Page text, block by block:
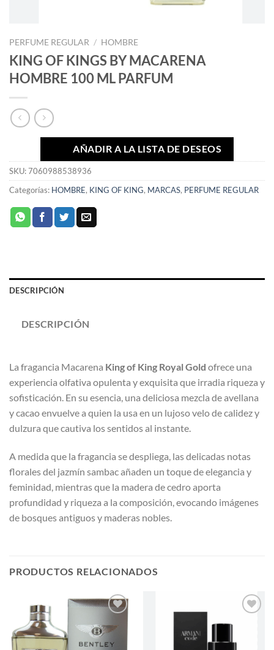
PERFUME REGULAR / HOMBRE
KING OF KINGS BY MACARENA
HOMBRE 100 ML PARFUM
AÑADIR A LA LISTA DE DESEOS
SKU:7060988538936
Categorías: HOMBRE, KING OF KING, MARCAS, PERFUME REGULAR
DESCRIPCIÓN
DESCRIPCIÓN
La fragancia Macarena King of King Royal Gold ofrece una
experiencia olfativa opulenta y exquisita que irradia riqueza y
sofisticación. En su esencia, una deliciosa mezcla de avellana
y cacao envuelve a quien la usa en un lujoso velo de calidez y
dulzura que cautiva los sentidos al instante.
A medida que la fragancia se despliega, las delicadas notas
florales del jazmín sambac añaden un toque de elegancia y
feminidad, mientras que la madera de cedro aporta
profundidad y riqueza a la composición, evocando imágenes
de bosques antiguos y maderas nobles.
PRODUCTOS RELACIONADOS
AÑADIR
A LA
LISTA
AÑADIR
LISTA